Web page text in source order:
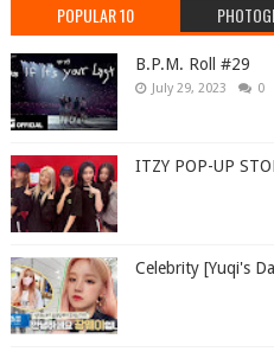
POPULAR 10
B.P.M. Roll #29
July 29, 2023 0
ITZY POP-UP
Celebrity [Yuqi's